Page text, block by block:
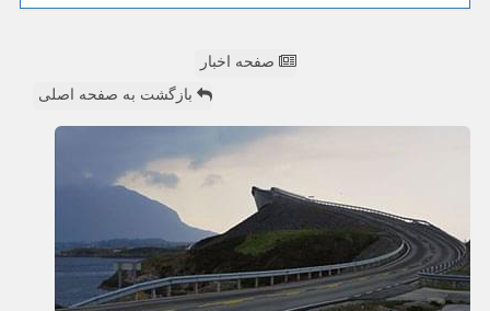
صفحه اخبار
بازگشت به صفحه اصلی